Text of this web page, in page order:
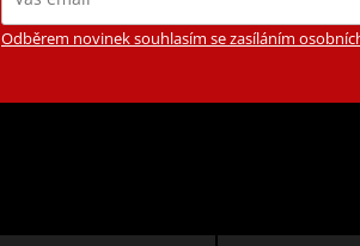
Odběrem novinek souhlasím se zasíláním